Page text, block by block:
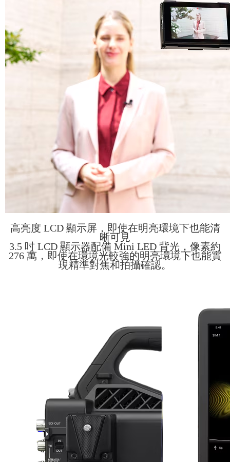
高亮度 LCD 顯示屏，即使在明亮環境下也能清
晰可見
3.5 吋 LCD 顯示器配備 Mini LED 背光，像素約
276 萬，即使在環境光較強的明亮環境下也能實
現精準對焦和拍攝確認。